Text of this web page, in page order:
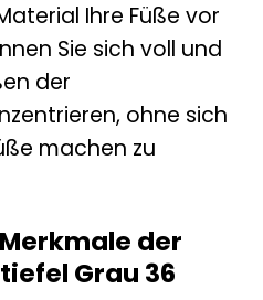
Ihre Füße vor
Sie sich voll und
der
ohne sich
machen zu
der
Grau 36